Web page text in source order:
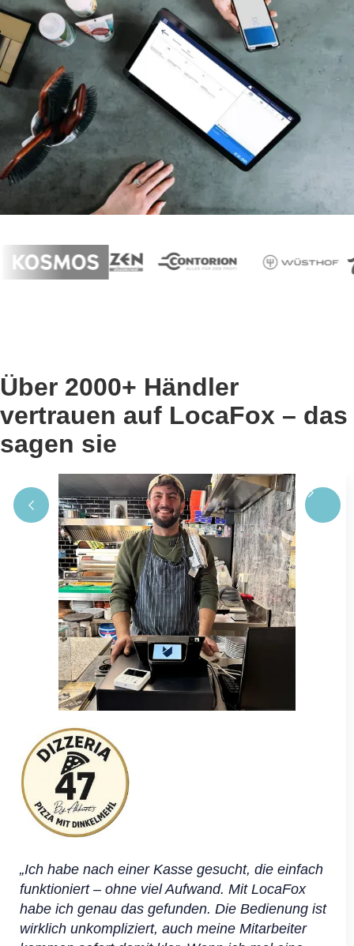
Über 2000+ Händler
vertrauen auf LocaFox – das
sagen sie
„Ich habe nach einer Kasse gesucht, die einfach
funktioniert – ohne viel Aufwand. Mit LocaFox
habe ich genau das gefunden. Die Bedienung ist
wirklich unkompliziert, auch meine Mitarbeiter